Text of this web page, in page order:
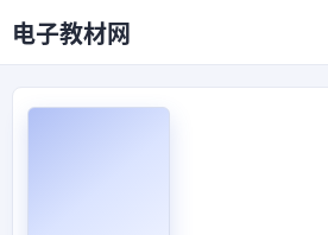
电子教材网